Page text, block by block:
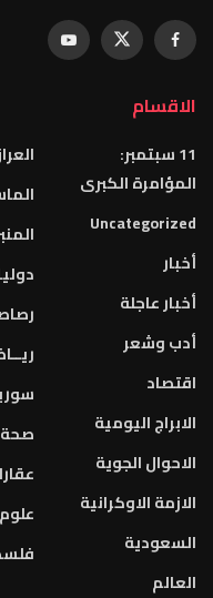
الاقسام
11 سبتمبر:
المؤامرة الكبرى
Uncategorized
أخبار
أخبار عاجلة
أدب وشعر
اقتصاد
الابراج اليومية
الاحوال الجوية
الازمة الاوكرانية
السعودية
العالم